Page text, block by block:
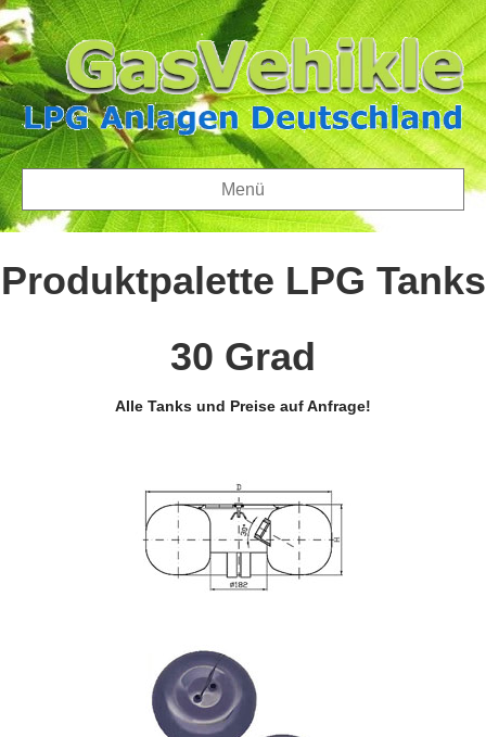
Menü
Produktpalette LPG Tanks
30 Grad
Alle Tanks und Preise auf Anfrage!